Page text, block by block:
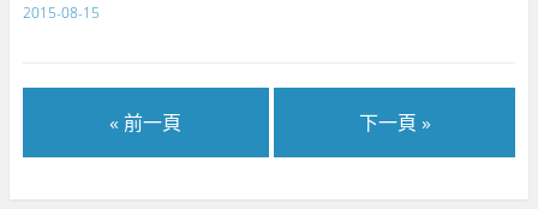
2015-08-15
« 前一頁 下一頁 »